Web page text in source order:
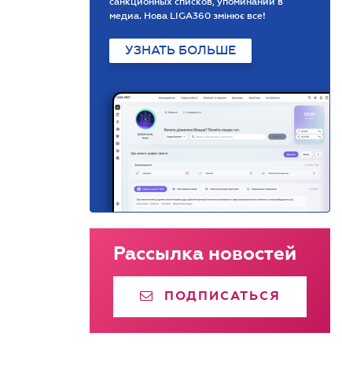
медиа. Нова LIGA360 змінює все!
УЗНАТЬ БОЛЬШЕ
Рассылка новостей
ПОДПИСАТЬСЯ